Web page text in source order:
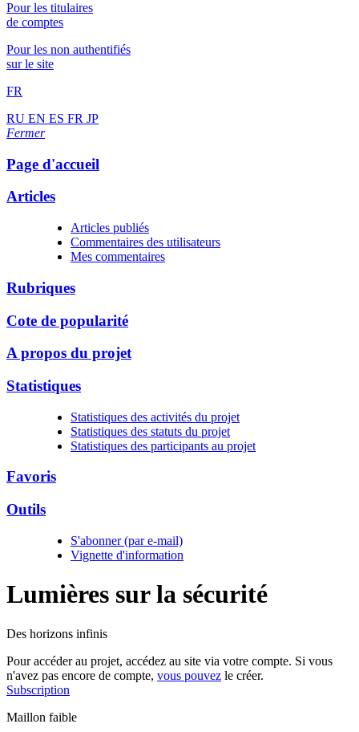
Pour les titulaires
de comptes
Pour les non authentifiés
sur le site
FR
RU EN ES FR JP
Fermer
Page d'accueil
Articles
Articles publiés
Commentaires des utilisateurs
Mes commentaires
Rubriques
Cote de popularité
A propos du projet
Statistiques
Statistiques des activités du projet
Statistiques des statuts du projet
Statistiques des participants au projet
Favoris
Outils
S'abonner (par e-mail)
Vignette d'information
Lumières sur la sécurité
Des horizons infinis
Pour accéder au projet, accédez au site via votre compte. Si vous
n'avez pas encore de compte, vous pouvez le créer.
Subscription
Maillon faible